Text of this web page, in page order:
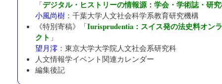
「デジタル・ヒストリーの情報源：学会・学術誌・研
小風尚樹 ： 千葉大学人文社会科学系教育研究機構
《特別寄稿》「Iurisprudentia：スイス発の法史料オン
クト 」
望月澪 ： 東京大学大学院人文社会系研究科
人文情報学イベント関連カレンダー
編集後記